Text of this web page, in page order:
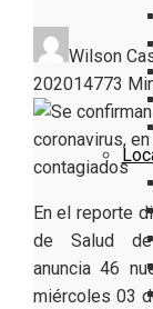
Wilson
202014773
En el reporte
de Salud de
anuncia 46
miércoles 03